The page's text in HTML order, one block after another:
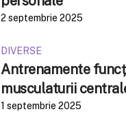
2 septembrie 2025
DIVERSE
Antrenamente
musculaturii
1 septembrie 2025